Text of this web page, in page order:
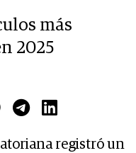
más
2025
registró un